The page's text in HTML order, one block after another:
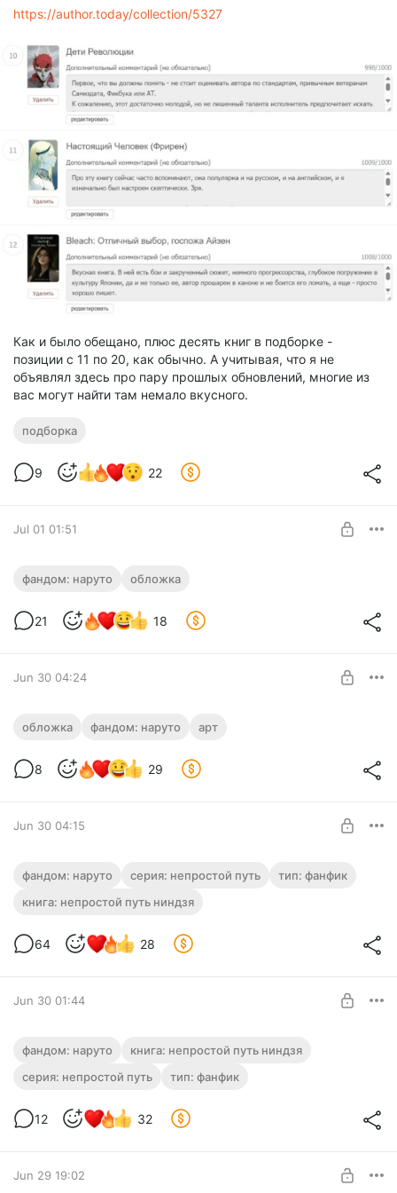
https://author.today/collection/5327
Как и было обещано, плюс десять книг в подборке -
позиции с 11 по 20, как обычно. А учитывая, что я не
объявлял здесь про пару прошлых обновлений, многие из
вас могут найти там немало вкусного.
подборка
9 22
Jul 01 01:51
Аннотация НПН-2. Веселое (и немного
Level required:
Порадовать автора шампанским
фандом: наруто обложка
21 18
Jun 30 04:24
Новая обложка первого и полуторного
Тут спойлеры начали обсуждать :(
Level required:
Порадовать автора шампанским
обложка фандом: наруто арт
8 29
Jun 30 04:15
Непростой Путь Ниндзя. Глава 68.5.
"КРАСНАЯ СВАДЬБА". [КОНЕЦ ПЕРВОГО
С ПОЛОВИНОЙ ТОМА]
Level required:
фандом: наруто серия: непростой путь
тип: фанфик
книга: непростой путь ниндзя
64 28
Jun 30 01:44
Непростой Путь Ниндзя. Глава 68.
Level required:
фандом: наруто
книга: непростой путь ниндзя
серия: непростой путь
тип: фанфик
12 32
Jun 29 19:02